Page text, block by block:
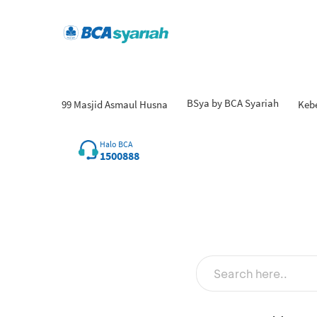
99 Masjid Asmaul Husna BSya by BCA Syariah
Halo BCA
1500888